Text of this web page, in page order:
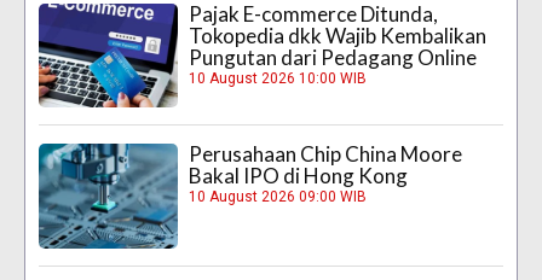
Pajak E-commerce Ditunda,
Tokopedia dkk Wajib Kembalikan
Pungutan dari Pedagang Online
10 August 2026 10:00 WIB
Perusahaan Chip China Moore
Bakal IPO di Hong Kong
10 August 2026 09:00 WIB